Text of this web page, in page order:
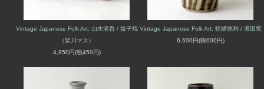
Vintage Japanese Folk Art: 山水湯呑 / 益子焼
（皆川マス）
4,950円(税450円)
Vintage Japanese Folk Art: 指描徳利 / 濱田窯
6,600円(税600円)